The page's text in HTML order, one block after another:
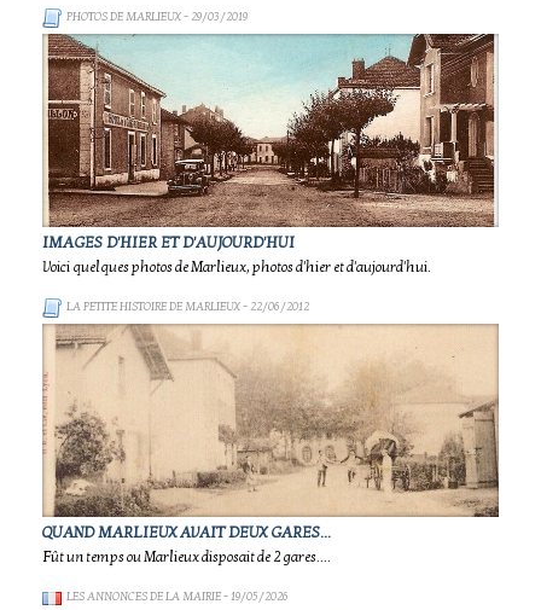
PHOTOS DE MARLIEUX- 29/03/2019
IMAGES D'HIER ET D'AUJOURD'HUI
Voici quelques photos de Marlieux, photos d'hier et d'aujourd'hui.
LA PETITE HISTOIRE DE MARLIEUX- 22/06/2012
QUAND MARLIEUX AVAIT DEUX GARES...
Fût un temps ou Marlieux disposait de 2 gares....
LES ANNONCES DE LA MAIRIE- 19/05/2026